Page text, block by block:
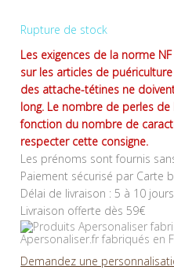
Rupture de stock
Les exigences de la norme
sur les articles de
des attache-tétines ne
long. Le nombre de perles
fonction du nombre de
respecter cette consigne.
Les prénoms sont fournis
Paiement sécurisé par Carte
Délai de livraison : 5 à 10
Livraison offerte dès 59€
Apersonaliser.fr fabriqués en
Demandez une